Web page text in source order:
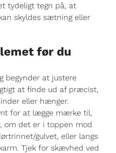
tydeligt tegn på, at
skyldes sætning eller
før du
begynder at justere
at finde ud af præcist,
eller hænger.
for at lægge mærke til,
om det er i toppen mod
gulvet, eller langs
Tjek for skævhed ved